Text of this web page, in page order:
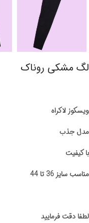
لگ مشکی روناک
ویسکوز لاکراه
مدل جذب
با کیفیت
مناسب سایز 36 تا 44
لطفا دقت فرمایید